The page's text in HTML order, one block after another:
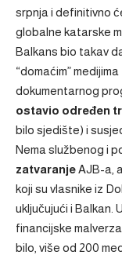
srpnja i definitivno
globalne katarske
Balkans bio takav
“domaćim”
dokumentarnog
ostavio određen
bilo sjedište) i
Nema službenog i
zatvaranjeAJB-a,
koji su vlasnike iz
uključujući i Balkan.
financijske
bilo, više od 200